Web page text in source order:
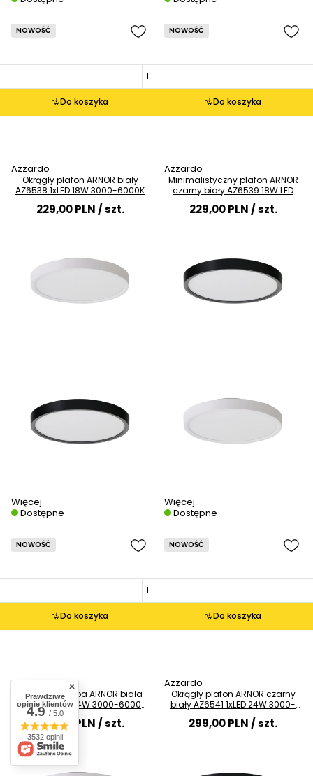
Do koszyka
NOWOŚĆ
Azzardo
Okrągły plafon ARNOR biały
AZ6538 1xLED 18W 3000-6000K
do kuchni
229,00 PLN / szt.
Więcej
Dostępne
Do koszyka
NOWOŚĆ
Azzardo
Minimalistyczny plafon ARNOR
czarny biały AZ6539 18W LED
3000-6000K
229,00 PLN / szt.
Więcej
Dostępne
Do koszyka
NOWOŚĆ
Azzardo
Sufitowa lampa ARNOR biała
AZ6540 1xLED 24W 3000-6000K
do salonu
299,00 PLN / szt.
Do koszyka
NOWOŚĆ
Azzardo
Okrągły plafon ARNOR czarny
biały AZ6541 1xLED 24W 3000-
6000K owalny
299,00 PLN / szt.
Prawdziwe
opinie klientów
4.9/ 5.0
3532 opinii